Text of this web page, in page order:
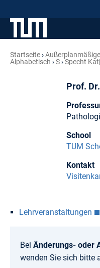
Startseite
Alphabetisch
S Specht
Prof.
School
TUM
Kontakt
Lehrveranstaltungen
Bei Änderungs- oder
wenden Sie sich bitte